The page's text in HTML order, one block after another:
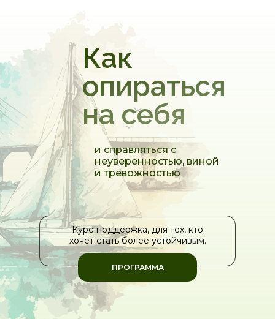
и справляться с
неуверенностью, виной
и тревожностью
Курс-поддержка, для тех, кто
хочет стать более устойчивым.
ПРОГРАММА
Как
опираться
на себя